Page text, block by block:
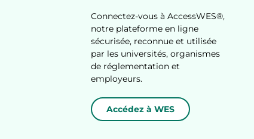
Connectez-vous à AccessWES®,
notre plateforme en ligne
sécurisée, reconnue et utilisée
par les universités, organismes
de réglementation et
employeurs.
Accédez à WES